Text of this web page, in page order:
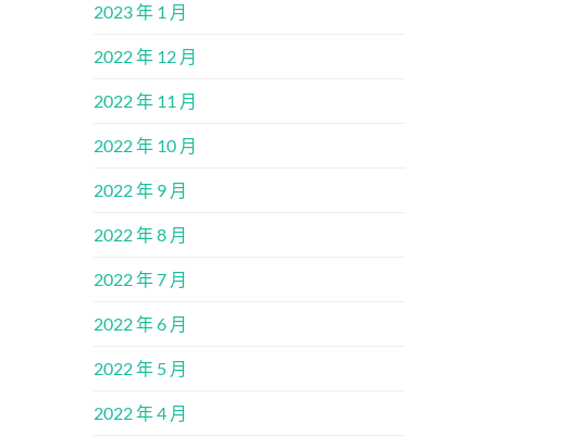
2023 年 1 月
2022 年 12 月
2022 年 11 月
2022 年 10 月
2022 年 9 月
2022 年 8 月
2022 年 7 月
2022 年 6 月
2022 年 5 月
2022 年 4 月